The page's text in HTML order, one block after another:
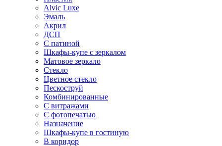
Alvic Luxe
Эмаль
Акрил
ДСП
С патиной
Шкафы-купе с зеркалом
Матовое зеркало
Стекло
Цветное стекло
Пескоструй
Комбинированные
С витражами
С фотопечатью
Назначение
Шкафы-купе в гостиную
В коридор